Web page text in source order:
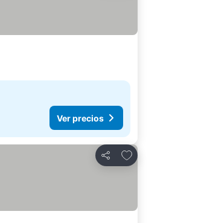
Ver precios
Compartir
Agregar a favoritos